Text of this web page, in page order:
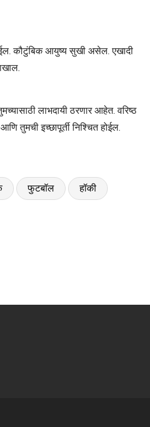
कौटुंबिक आयुष्य सुखी असेल. एखादी
लाभदायी ठरणार आहेत. वरिष्ठ
तुमची इच्छापूर्ती निश्चित होईल.
फुटबॉल हॉकी